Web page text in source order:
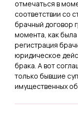
отмечаться в
соответствии со
брачный договор
момента, как
регистрация
юридическое
брака. А вот
только бывшие
имущественных